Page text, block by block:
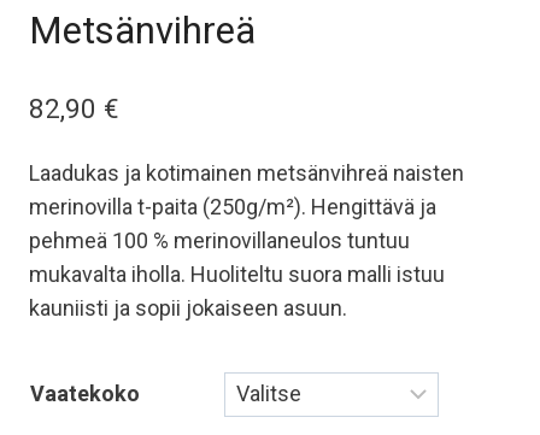
Metsänvihreä
82,90 €
Laadukas ja kotimainen metsänvihreä naisten
merinovilla t-paita (250g/m²). Hengittävä ja
pehmeä 100 % merinovillaneulos tuntuu
mukavalta iholla. Huoliteltu suora malli istuu
kauniisti ja sopii jokaiseen asuun.
Vaatekoko